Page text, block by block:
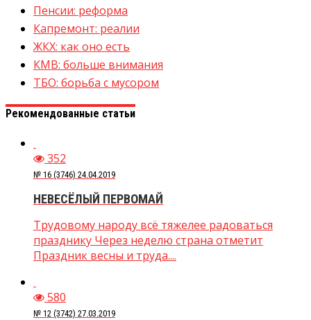
Пенсии: реформа
Капремонт: реалии
ЖКХ: как оно есть
КМВ: больше внимания
ТБО: борьба с мусором
Рекомендованные статьи
352
№ 16 (3746) 24.04.2019
НЕВЕСЁЛЫЙ ПЕРВОМАЙ
Трудовому народу всё тяжелее радоваться
празднику Через неделю страна отметит
Праздник весны и труда....
580
№ 12 (3742) 27.03.2019